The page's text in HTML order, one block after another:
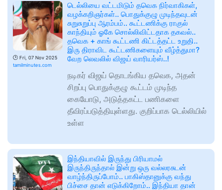
🕑 Fri, 07 Nov 2025
tamilminutes.com
டெல்லியை வட்டமிடும் தவெக நிர்வாகிகள்,
வழக்கறிஞர்கள்.. பொதுக்குழு முடிந்தவுடன்
சுறுசுறுப்பு ஆரம்பம்.. கூட்டணிக்கு ராகுல்
காந்தியும் ஓகே சொல்லிவிட்டதாக தகவல்..
தவெக + காங் கூட்டணி கிட்டத்தட்ட உறுதி..
இரு திராவிட கூட்டணிகளையும் வீழ்த்துமா?
வேற லெவலில் விஜய் வாரியர்ஸ்..!
நடிகர் விஜய் தொடங்கிய தவெக, அதன்
சிறப்பு பொதுக்குழு கூட்டம் முடிந்த
கையோடு, அடுத்தகட்ட பணிகளை
தீவிரப்படுத்தியுள்ளது. குறிப்பாக டெல்லியில்
உள்ள
இந்தியாவில் இருந்து பிரியாமல்
இருந்திருந்தால் இன்று ஒரு வல்லரசுடன்
வாழ்ந்திருப்போம்.. பாகிஸ்தானுக்கு வந்து
பிச்சை தான் எடுக்கிறோம்.. இந்தியா தான்